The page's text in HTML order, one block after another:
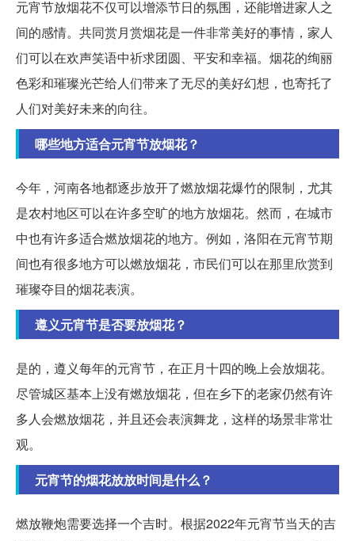
元宵节放烟花不仅可以增添节日的氛围，还能增进家人之
间的感情。共同赏月赏烟花是一件非常美好的事情，家人
们可以在欢声笑语中祈求团圆、平安和幸福。烟花的绚丽
色彩和璀璨光芒给人们带来了无尽的美好幻想，也寄托了
人们对美好未来的向往。
哪些地方适合元宵节放烟花？
今年，河南各地都逐步放开了燃放烟花爆竹的限制，尤其
是农村地区可以在许多空旷的地方放烟花。然而，在城市
中也有许多适合燃放烟花的地方。例如，洛阳在元宵节期
间也有很多地方可以燃放烟花，市民们可以在那里欣赏到
璀璨夺目的烟花表演。
遵义元宵节是否要放烟花？
是的，遵义每年的元宵节，在正月十四的晚上会放烟花。
尽管城区基本上没有燃放烟花，但在乡下的老家仍然有许
多人会燃放烟花，并且还会表演舞龙，这样的场景非常壮
观。
元宵节的烟花放放时间是什么？
燃放鞭炮需要选择一个吉时。根据2022年元宵节当天的吉